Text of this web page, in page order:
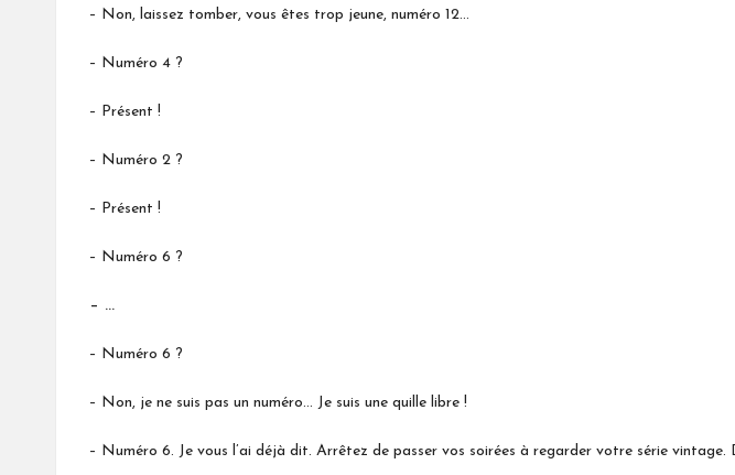
– Non, laissez tomber, vous êtes trop jeune, numéro 12…
– Numéro 4 ?
– Présent !
– Numéro 2 ?
– Présent !
– Numéro 6 ?
– …
– Numéro 6 ?
– Non, je ne suis pas un numéro… Je suis une quille libre !
– Numéro 6. Je vous l’ai déjà dit. Arrêtez de passer vos soirées à regarder votre série vintage.